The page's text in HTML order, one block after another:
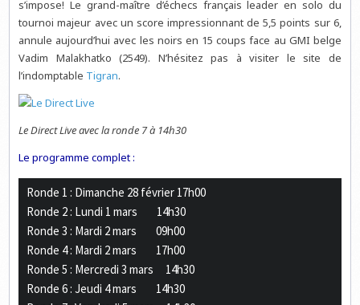
s’impose! Le grand-maître d’échecs français leader en solo du
tournoi majeur avec un score impressionnant de 5,5 points sur 6,
annule aujourd’hui avec les noirs en 15 coups face au GMI belge
Vadim Malakhatko (2549). N’hésitez pas à visiter le site de
l’indomptable Tigran.
Le Direct Live avec la ronde 7 à 14h30
Le programme complet :
Ronde 1 : Dimanche 28 février 17h00
Ronde 2 : Lundi 1 mars        14h30
Ronde 3 : Mardi 2 mars        09h00
Ronde 4 : Mardi 2 mars        17h00
Ronde 5 : Mercredi 3 mars     14h30
Ronde 6 : Jeudi 4 mars        14h30